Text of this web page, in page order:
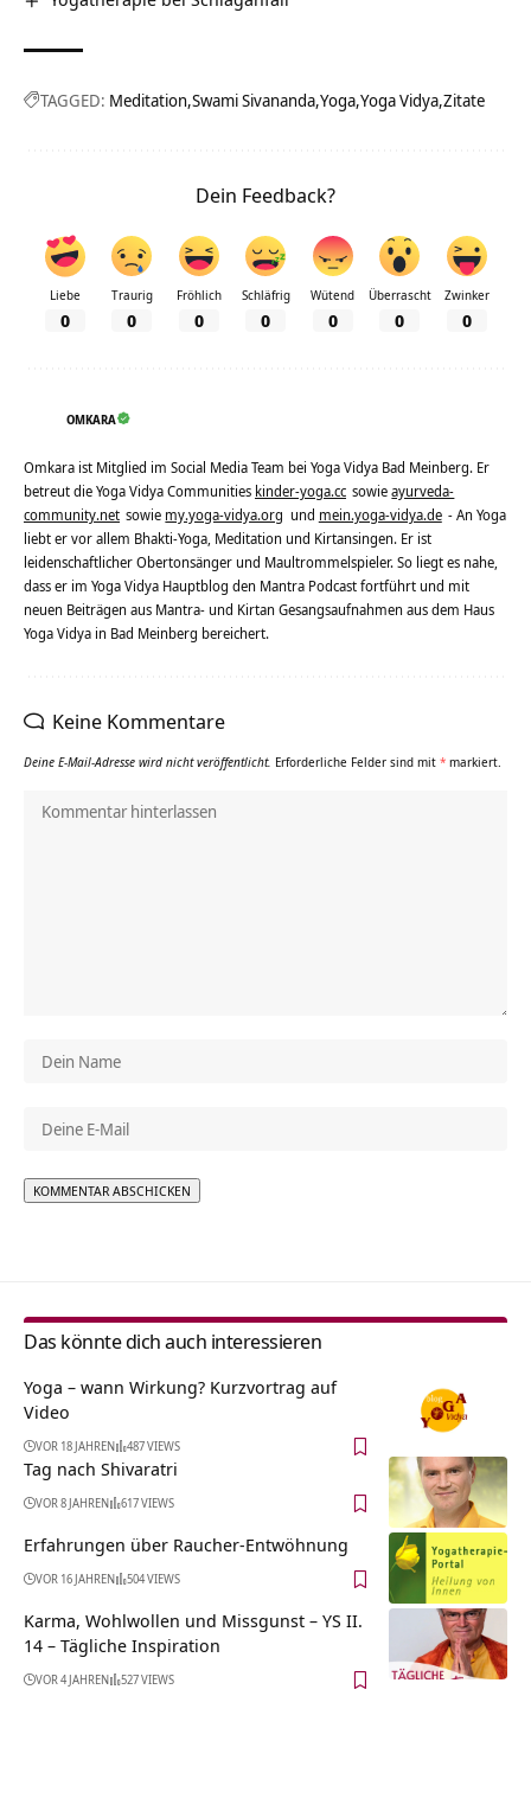
TAGGED: Meditation Swami Sivananda Yoga Yoga Vidya Zitate
Dein Feedback?
Liebe
0
Traurig
0
Fröhlich
0
Schläfrig
0
Wütend
0
Überrascht
0
Zwinker
0
OMKARA
Omkara ist Mitglied im Social Media Team bei Yoga Vidya Bad Meinberg. Er
betreut die Yoga Vidya Communities kinder-yoga.cc sowieayurveda-
community.net sowie my.yoga-vidya.org und mein.yoga-vidya.de - An Yoga
liebt er vor allem Bhakti-Yoga, Meditation und Kirtansingen. Er ist
leidenschaftlicher Obertonsänger und Maultrommelspieler. So liegt es nahe,
dass er im Yoga Vidya Hauptblog den Mantra Podcast fortführt und mit
neuen Beiträgen aus Mantra- und Kirtan Gesangsaufnahmen aus dem Haus
Yoga Vidya in Bad Meinberg bereichert.
Keine Kommentare
Deine E-Mail-Adresse wird nicht veröffentlicht. Erforderliche Felder sind mit * markiert.
Das könnte dich auch interessieren
Yoga – wann Wirkung? Kurzvortrag auf
Video
VOR 18 JAHREN 487 VIEWS
Tag nach Shivaratri
VOR 8 JAHREN 617 VIEWS
Erfahrungen über Raucher-Entwöhnung
VOR 16 JAHREN 504 VIEWS
Karma, Wohlwollen und Missgunst – YS II.
14 – Tägliche Inspiration
VOR 4 JAHREN 527 VIEWS